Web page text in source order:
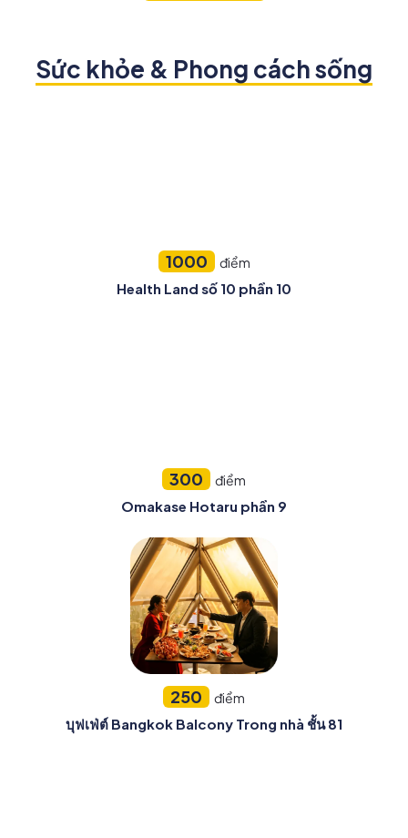
Sức khỏe & Phong cách sống
1000 điểm
Health Land số 10 phần 10
300 điểm
Omakase Hotaru phần 9
250 điểm
บุฟเฟ่ต์ Bangkok Balcony Trong nhà ชั้น 81